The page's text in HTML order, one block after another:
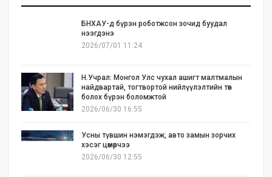
БНХАУ-д бүрэн роботжсон зочид буудал
нээгдэнэ
2026/07/01 11:24
Н.Учрал: Монгол Улс чухал ашигт малтмалын
найдвартай, тогтвортой нийлүүлэлтийн төв
болох бүрэн боломжтой
2026/06/30 16:55
Усны түвшин нэмэгдэж, авто замын зорчих
хэсэг цөмөрчээ
2026/06/30 12:55